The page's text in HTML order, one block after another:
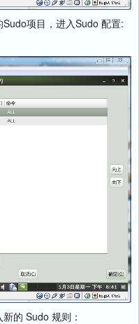
项目，进入Sudo 配置:
的 Sudo 规则：